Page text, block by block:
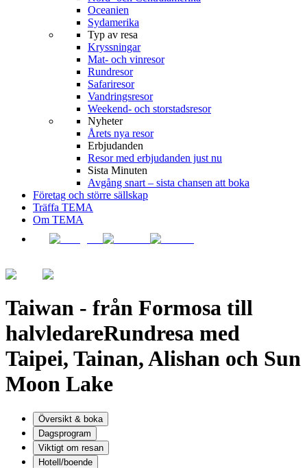
Oceanien
Sydamerika
Typ av resa
Kryssningar
Mat- och vinresor
Rundresor
Safariresor
Vandringsresor
Weekend- och storstadsresor
Nyheter
Årets nya resor
Erbjudanden
Resor med erbjudanden just nu
Sista Minuten
Avgång snart – sista chansen att boka
Företag och större sällskap
Träffa TEMA
Om TEMA
Taiwan - från Formosa till
halvledareRundresa med
Taipei, Tainan, Alishan och Sun
Moon Lake
Översikt & boka
Dagsprogram
Viktigt om resan
Hotell/boende